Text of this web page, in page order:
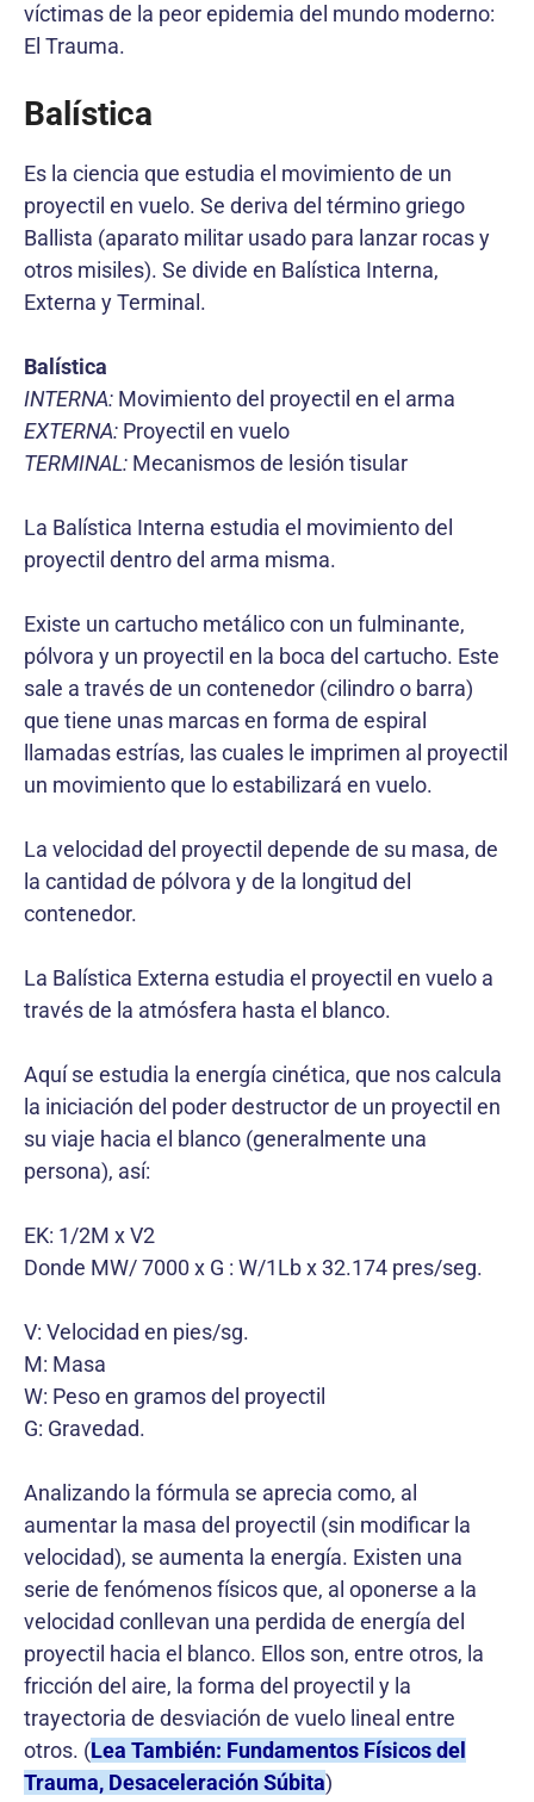
víctimas de la peor epidemia del mundo moderno:
El Trauma.
Balística
Es la ciencia que estudia el movimiento de un
proyectil en vuelo. Se deriva del término griego
Ballista (aparato militar usado para lanzar rocas y
otros misiles). Se divide en Balística Interna,
Externa y Terminal.
Balística
INTERNA: Movimiento del proyectil en el arma
EXTERNA: Proyectil en vuelo
TERMINAL: Mecanismos de lesión tisular
La Balística Interna estudia el movimiento del
proyectil dentro del arma misma.
Existe un cartucho metálico con un fulminante,
pólvora y un proyectil en la boca del cartucho. Este
sale a través de un contenedor (cilindro o barra)
que tiene unas marcas en forma de espiral
llamadas estrías, las cuales le imprimen al proyectil
un movimiento que lo estabilizará en vuelo.
La velocidad del proyectil depende de su masa, de
la cantidad de pólvora y de la longitud del
contenedor.
La Balística Externa estudia el proyectil en vuelo a
través de la atmósfera hasta el blanco.
Aquí se estudia la energía cinética, que nos calcula
la iniciación del poder destructor de un proyectil en
su viaje hacia el blanco (generalmente una
persona), así:
EK: 1/2M x V2
Donde MW/ 7000 x G : W/1Lb x 32.174 pres/seg.
V: Velocidad en pies/sg.
M: Masa
W: Peso en gramos del proyectil
G: Gravedad.
Analizando la fórmula se aprecia como, al
aumentar la masa del proyectil (sin modificar la
velocidad), se aumenta la energía. Existen una
serie de fenómenos físicos que, al oponerse a la
velocidad conllevan una perdida de energía del
proyectil hacia el blanco. Ellos son, entre otros, la
fricción del aire, la forma del proyectil y la
trayectoria de desviación de vuelo lineal entre
otros. (Lea También: Fundamentos Físicos del
Trauma, Desaceleración Súbita)